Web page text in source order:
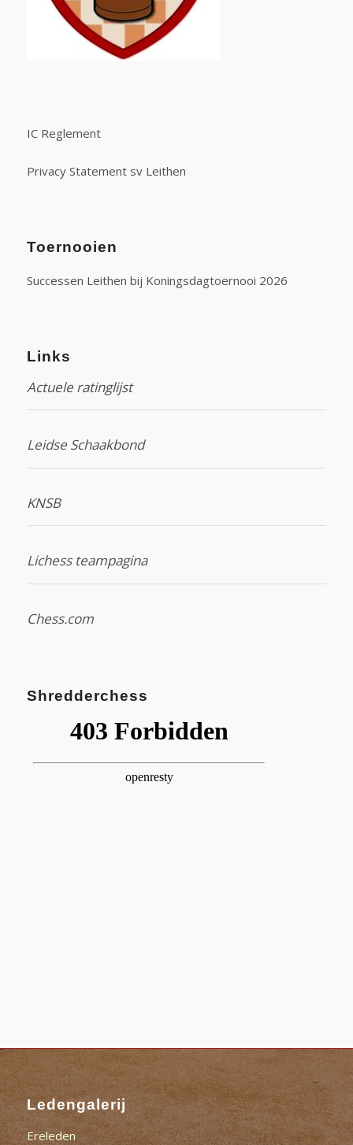
IC Reglement
Privacy Statement sv Leithen
Toernooien
Successen Leithen bij Koningsdagtoernooi 2026
Links
Actuele ratinglijst
Leidse Schaakbond
KNSB
Lichess teampagina
Chess.com
Shredderchess
Ledengalerij
Ereleden